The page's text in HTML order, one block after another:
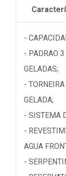
-
- PADRAO
GELADAS;
-
GELADA;
- SISTEMA
-
AGUA
-